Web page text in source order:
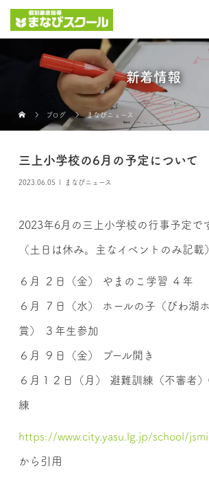
新着情報
ブログ まなびニュース
三上小学校の6月の予定について
2023.06.05 まなびニュース
2023年6月の三上小学校の行事予定です
（土日は休み。主なイベントのみ記載
６月 ２日（金） やまのこ学習 ４年
６月 ７日（水） ホールの子（びわ湖
賞） ３年生参加
６月 ９日（金） プール開き
６月１２日（月） 避難訓練（不審者
練
https://www.city.yasu.lg.jp/school/
から引用